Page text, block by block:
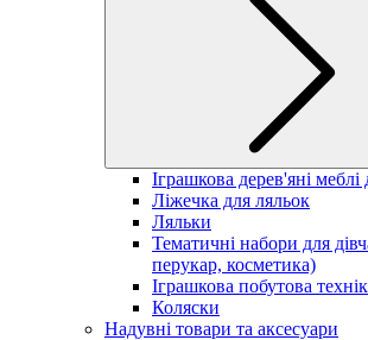
Іграшкова дерев'яні меблі
Ліжечка для ляльок
Ляльки
Тематичні набори для
перукар, косметика)
Іграшкова побутова
Коляски
Надувні товари та аксесуари